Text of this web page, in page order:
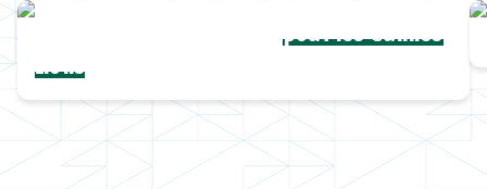
Une collection complètepour les Cannes
Lions